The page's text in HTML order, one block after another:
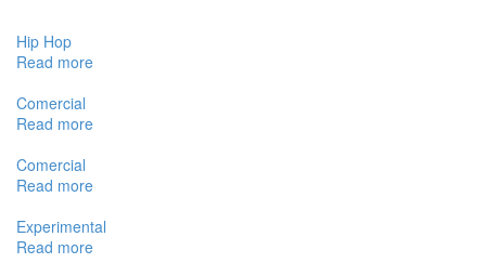
Hip Hop
Read more
Comercial
Read more
Comercial
Read more
Experimental
Read more